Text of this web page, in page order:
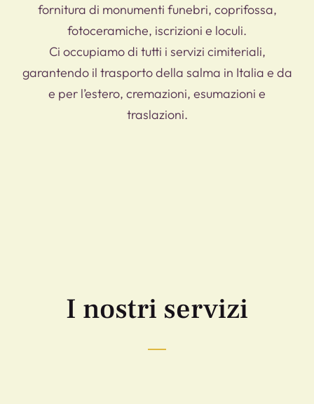
fornitura di monumenti funebri, coprifossa,
fotoceramiche, iscrizioni e loculi.
Ci occupiamo di tutti i servizi cimiteriali,
garantendo il trasporto della salma in Italia e da
e per l’estero, cremazioni, esumazioni e
traslazioni.
I nostri servizi